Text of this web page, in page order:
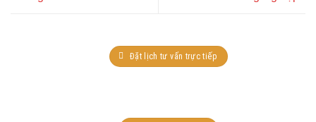
Đặt lịch tư vấn trực tiếp